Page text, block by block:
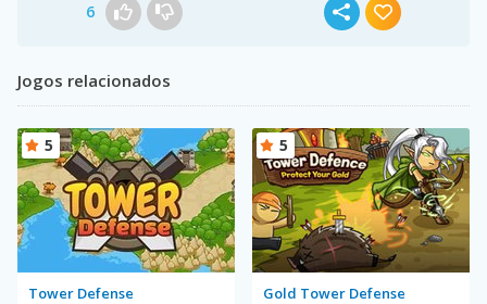
6
Jogos relacionados
Tower Defense
5
Gold Tower Defense
5